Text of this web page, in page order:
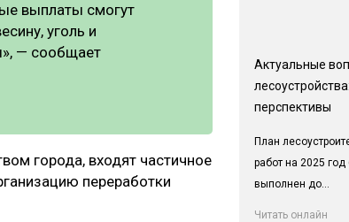
выплаты смогут
уголь и
— сообщает
города, входят частичное
переработки
Актуальные
перспективы
План
работ на 2025 год
выполнен до...
Читать онлайн